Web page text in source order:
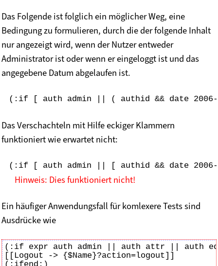
Das Folgende ist folglich ein möglicher Weg, eine
Bedingung zu formulieren, durch die der folgende Inhalt
nur angezeigt wird, wenn der Nutzer entweder
Administrator ist oder wenn er eingeloggt ist und das
angegebene Datum abgelaufen ist.
(:if [ auth admin || ( authid && date
Das Verschachteln mit Hilfe eckiger Klammern
funktioniert wie erwartet nicht:
(:if [ auth admin || [ authid && date
Hinweis: Dies funktioniert nicht!
Ein häufiger Anwendungsfall für komlexere Tests sind
Ausdrücke wie
(:if expr auth admin || auth attr || auth
[[Logout -> {$Name}?action=logout]]